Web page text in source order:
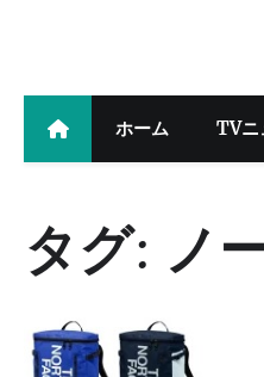
ホーム TVニ
タグ: ノ